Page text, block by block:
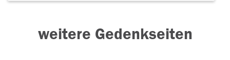
weitere Gedenkseiten